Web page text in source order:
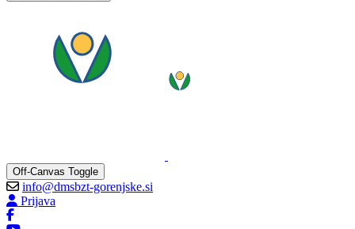
Off-Canvas Toggle
info@dmsbzt-gorenjske.si
Prijava